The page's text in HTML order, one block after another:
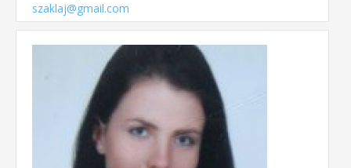
szaklaj@gmail.com